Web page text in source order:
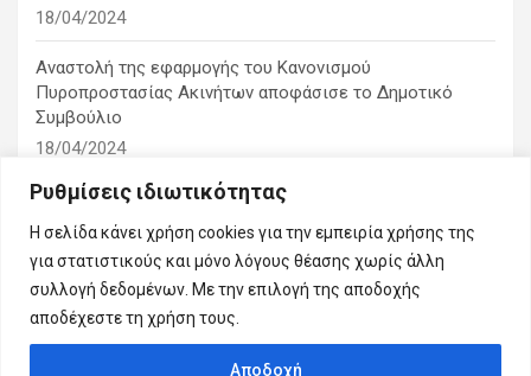
Ρυθμίσεις ιδιωτικότητας
Η σελίδα κάνει χρήση cookies για την εμπειρία χρήσης της
για στατιστικούς και μόνο λόγους θέασης χωρίς άλλη
συλλογή δεδομένων. Με την επιλογή της αποδοχής
αποδέχεστε τη χρήση τους.
Αποδοχή
18/04/2024
Αναστολή της εφαρμογής του Κανονισμού
Πυροπροστασίας Ακινήτων αποφάσισε το Δημοτικό
Συμβούλιο
18/04/2024
1η ειδική συνεδρίαση λογοδοσίας του δημοτικού
συμβουλίου
10/03/2024